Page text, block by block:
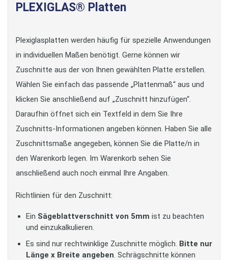
PLEXIGLAS® Platten
Plexiglasplatten werden häufig für spezielle Anwendungen
in individuellen Maßen benötigt. Gerne können wir
Zuschnitte aus der von Ihnen gewählten Platte erstellen.
Wählen Sie einfach das passende „Plattenmaß“ aus und
klicken Sie anschließend auf „Zuschnitt hinzufügen“.
Daraufhin öffnet sich ein Textfeld in dem Sie Ihre
Zuschnitts-Informationen angeben können. Haben Sie alle
Zuschnittsmaße angegeben, können Sie die Platte/n in
den Warenkorb legen. Im Warenkorb sehen Sie
anschließend auch noch einmal Ihre Angaben.
Richtlinien für den Zuschnitt:
Ein Sägeblattverschnitt von 5mm ist zu beachten
und einzukalkulieren.
Es sind nur rechtwinklige Zuschnitte möglich. Bitte nur
Länge x Breite angeben. Schrägschnitte können